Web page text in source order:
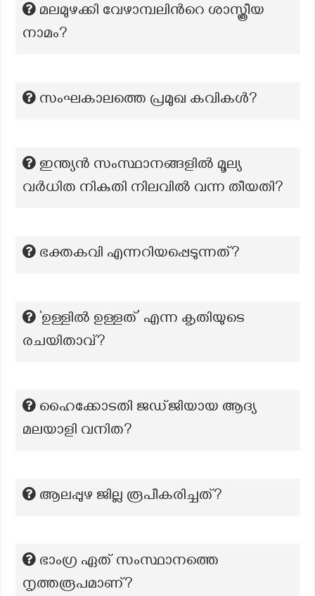
മലമുഴക്കി വേഴാമ്പലിന്‍റെ ശാസ്ത്രീയ
നാമം?
സംഘകാലത്തെ പ്രമുഖ കവികൾ?
ഇന്ത്യൻ സംസ്ഥാനങ്ങളിൽ മൂല്യ
വർധിത നികുതി നിലവിൽ വന്ന തീയതി?
ഭക്തകവി എന്നറിയപ്പെടുന്നത്?
‘ഉള്ളിൽ ഉള്ളത്’ എന്ന കൃതിയുടെ
രചയിതാവ്?
ഹൈക്കോടതി ജഡ്ജിയായ ആദ്യ
മലയാളി വനിത?
ആലപ്പുഴ ജില്ല രൂപീകരിച്ചത്?
ഭാംഗ്ര ഏത് സംസ്ഥാനത്തെ
നൃത്തരൂപമാണ്?